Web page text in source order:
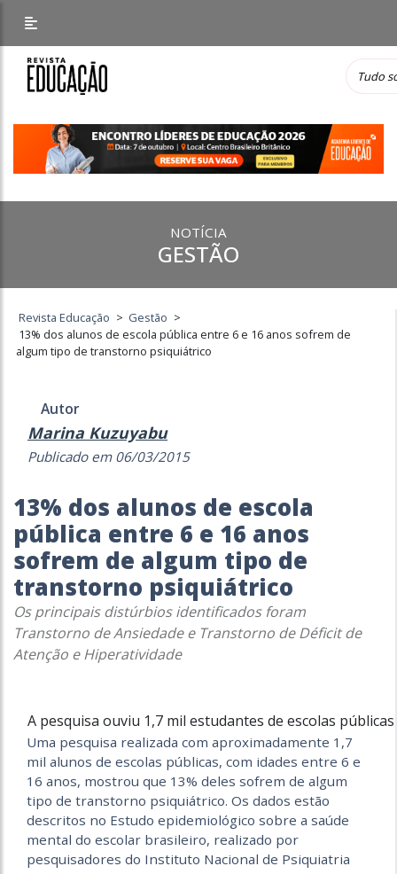
NOTÍCIA
GESTÃO
Revista Educação > Gestão >
13% dos alunos de escola pública entre 6 e 16 anos sofrem de
algum tipo de transtorno psiquiátrico
Autor
Marina Kuzuyabu
Publicado em 06/03/2015
13% dos alunos de escola
pública entre 6 e 16 anos
sofrem de algum tipo de
transtorno psiquiátrico
Os principais distúrbios identificados foram
Transtorno de Ansiedade e Transtorno de Déficit de
Atenção e Hiperatividade
A pesquisa ouviu 1,7 mil estudantes de escolas públicas
Uma pesquisa realizada com aproximadamente 1,7
mil alunos de escolas públicas, com idades entre 6 e
16 anos, mostrou que 13% deles sofrem de algum
tipo de transtorno psiquiátrico. Os dados estão
descritos no Estudo epidemiológico sobre a saúde
mental do escolar brasileiro, realizado por
pesquisadores do Instituto Nacional de Psiquiatria